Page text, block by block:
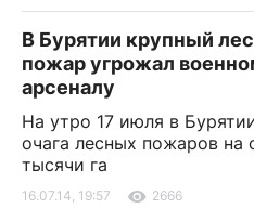
В Бурятии крупный
пожар угрожал
арсеналу
На утро 17 июля в
очага лесных пожаров
тысячи га
16.07.14, 19:57 2666